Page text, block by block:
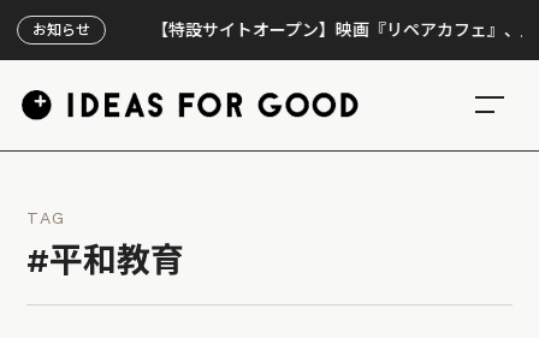
お知らせ【特設サイトオープン】映画『リペアカフェ』、上映300回
TAG
#平和教育